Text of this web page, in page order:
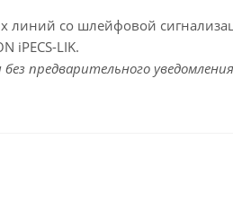
линий со шлейфовой
iPECS-LIK.
предварительного